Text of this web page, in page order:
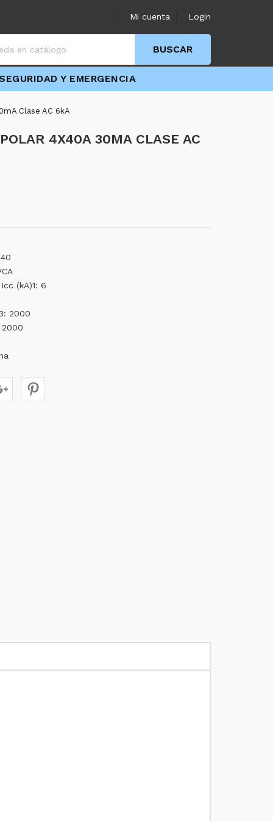
Mi cuenta Login
BUSCAR
Y EMERGENCIA
Clase AC 6kA
4X40A 30MA CLASE AC
(kA)1: 6
2000
2000